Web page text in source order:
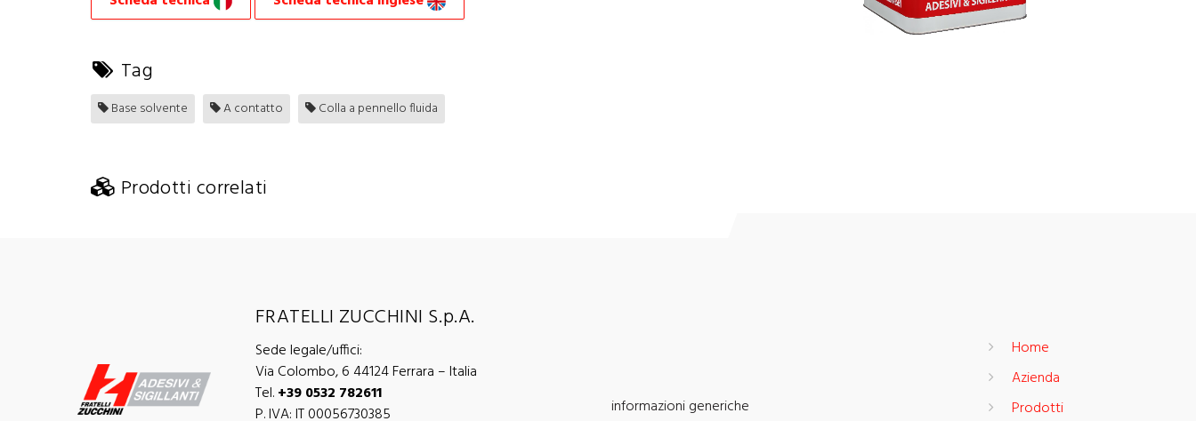
Tag
Base solvente A contatto Colla a pennello fluida
Prodotti correlati
Home
Azienda
Prodotti
FRATELLI ZUCCHINI S.p.A.
Sede legale/uffici:
Via Colombo, 6 44124 Ferrara – Italia
Tel.+39 0532 782611
P. IVA: IT 00056730385
informazioni generiche